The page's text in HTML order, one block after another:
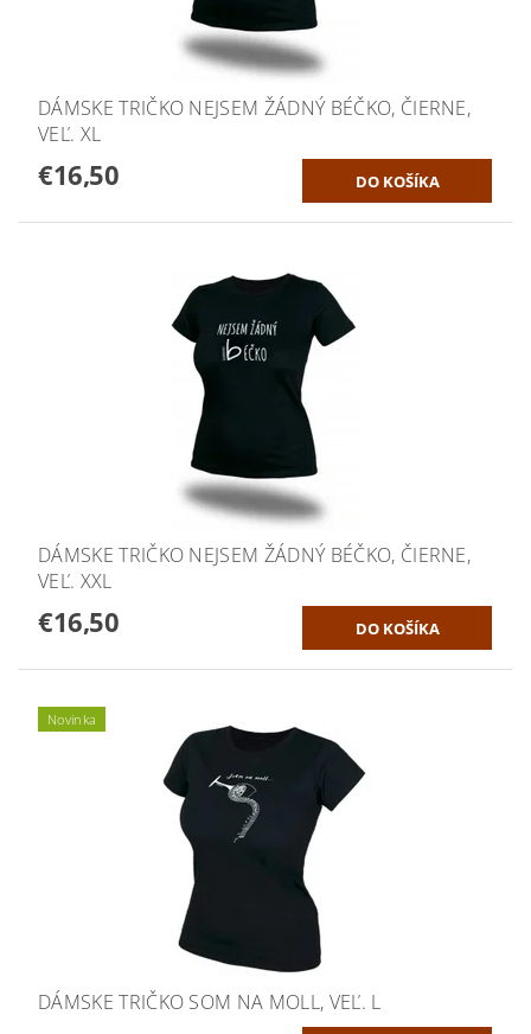
DÁMSKE TRIČKO NEJSEM ŽÁDNÝ BÉČKO, ČIERNE,
VEĽ. XL
€16,50
DÁMSKE TRIČKO NEJSEM ŽÁDNÝ BÉČKO, ČIERNE,
VEĽ. XXL
€16,50
Novinka
DÁMSKE TRIČKO SOM NA MOLL, VEĽ. L